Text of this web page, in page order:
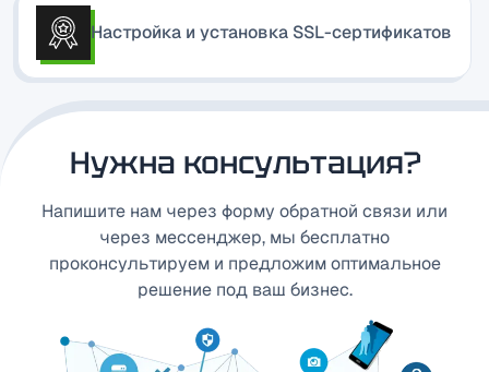
Настройка и установка SSL-сертификатов
Нужна консультация?
Напишите нам через форму обратной связи или
через мессенджер, мы бесплатно
проконсультируем и предложим оптимальное
решение под ваш бизнес.